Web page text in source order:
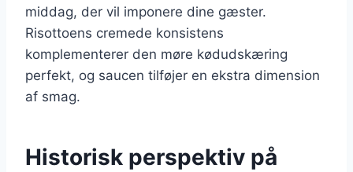
middag, der vil imponere dine gæster.
Risottoens cremede konsistens
komplementerer den møre kødudskæring
perfekt, og saucen tilføjer en ekstra dimension
af smag.
Historisk perspektiv på